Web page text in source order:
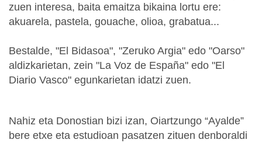
zuen interesa, baita emaitza bikaina lortu ere:
akuarela, pastela, gouache, olioa, grabatua...
Bestalde, "El Bidasoa", "Zeruko Argia" edo "Oarso"
aldizkarietan, zein "La Voz de España" edo "El
Diario Vasco" egunkarietan idatzi zuen.
Nahiz eta Donostian bizi izan, Oiartzungo “Ayalde”
bere etxe eta estudioan pasatzen zituen denboraldi